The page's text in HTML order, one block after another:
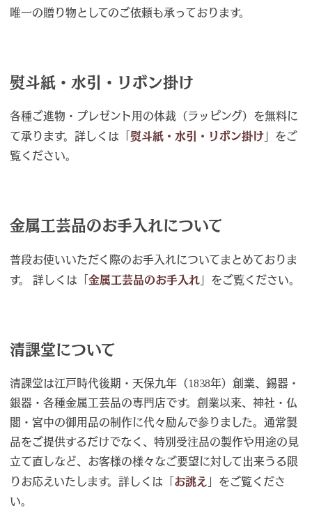
唯一の贈り物としてのご依頼も承っております。
熨斗紙・水引・リボン掛け
各種ご進物・プレゼント用の体裁（ラッピング）を無料に
て承ります。詳しくは「 熨斗紙・水引・リボン掛け 」をご
覧ください。
金属工芸品のお手入れについて
普段お使いいただく際のお手入れについてまとめておりま
す。 詳しくは「 金属工芸品のお手入れ 」をご覧ください。
清課堂について
清課堂は江戸時代後期・天保九年（1838年）創業、錫器・
銀器・各種金属工芸品の専門店です。創業以来、神社・仏
閣・宮中の御用品の制作に代々励んで参りました。通常製
品をご提供するだけでなく、特別受注品の製作や用途の見
立て直しなど、お客様の様々なご要望に対して出来うる限
りお応えいたします。詳しくは「 お誂え
」をご覧くださ
い。